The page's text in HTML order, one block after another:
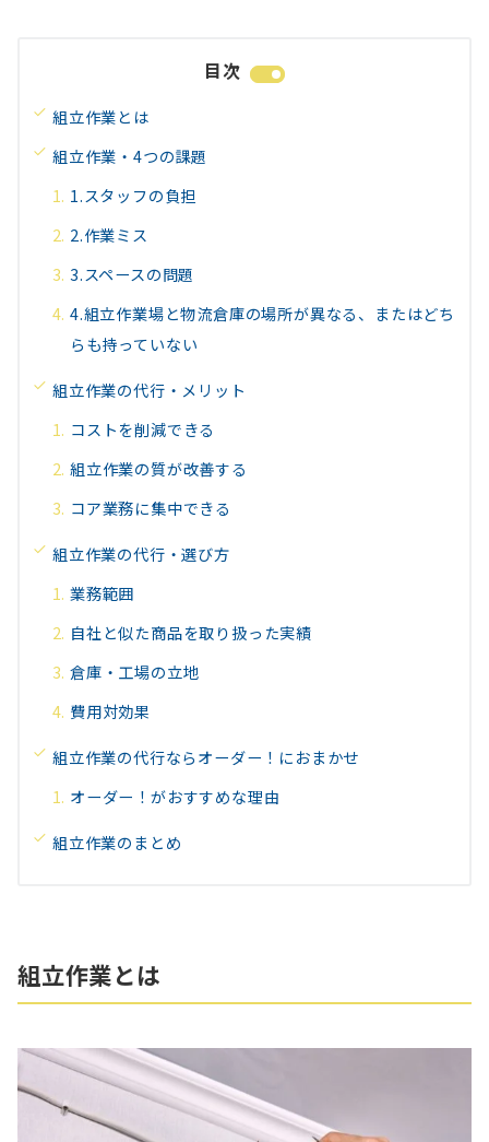
目次
組立作業とは
組立作業・4つの課題
1.スタッフの負担
2.作業ミス
3.スペースの問題
4.組立作業場と物流倉庫の場所が異なる、またはどち
らも持っていない
組立作業の代行・メリット
コストを削減できる
組立作業の質が改善する
コア業務に集中できる
組立作業の代行・選び方
業務範囲
自社と似た商品を取り扱った実績
倉庫・工場の立地
費用対効果
組立作業の代行ならオーダー！におまかせ
オーダー！がおすすめな理由
組立作業のまとめ
組立作業とは